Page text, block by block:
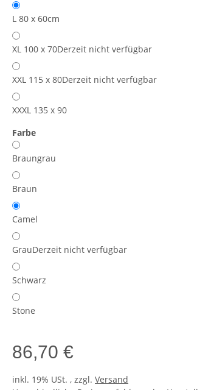
L 80 x 60cm
XL 100 x 70Derzeit nicht verfügbar
XXL 115 x 80Derzeit nicht verfügbar
XXXL 135 x 90
Farbe
Braungrau
Braun
Camel
GrauDerzeit nicht verfügbar
Schwarz
Stone
86,70 €
inkl. 19% USt. , zzgl. Versand